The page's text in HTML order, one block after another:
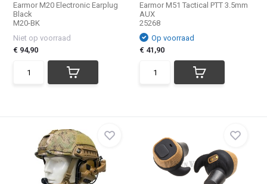
Earmor M20 Electronic Earplug
Black
M20-BK
Niet op voorraad
€ 94,90
Earmor M51 Tactical PTT 3.5mm
AUX
25268
Op voorraad
€ 41,90